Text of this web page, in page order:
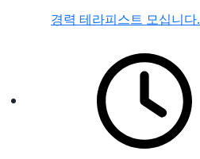
경력 테라피스트 모십니다.